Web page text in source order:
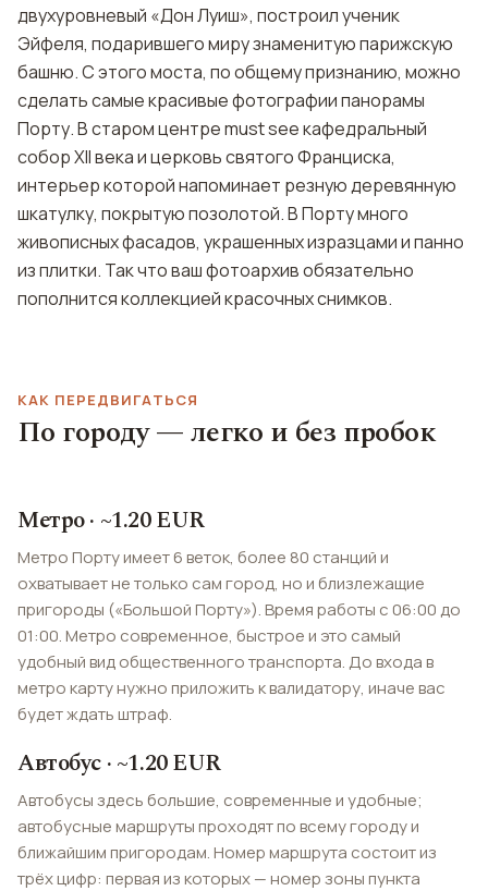
двухуровневый «Дон Луиш», построил ученик
Эйфеля, подарившего миру знаменитую парижскую
башню. С этого моста, по общему признанию, можно
сделать самые красивые фотографии панорамы
Порту. В старом центре must see кафедральный
собор XII века и церковь святого Франциска,
интерьер которой напоминает резную деревянную
шкатулку, покрытую позолотой. В Порту много
живописных фасадов, украшенных изразцами и панно
из плитки. Так что ваш фотоархив обязательно
пополнится коллекцией красочных снимков.
КАК ПЕРЕДВИГАТЬСЯ
По городу — легко и без пробок
Метро · ~1.20 EUR
Метро Порту имеет 6 веток, более 80 станций и
охватывает не только сам город, но и близлежащие
пригороды («Большой Порту»). Время работы с 06:00 до
01:00. Метро современное, быстрое и это самый
удобный вид общественного транспорта. До входа в
метро карту нужно приложить к валидатору, иначе вас
будет ждать штраф.
Автобус · ~1.20 EUR
Автобусы здесь большие, современные и удобные;
автобусные маршруты проходят по всему городу и
ближайшим пригородам. Номер маршрута состоит из
трёх цифр: первая из которых — номер зоны пункта